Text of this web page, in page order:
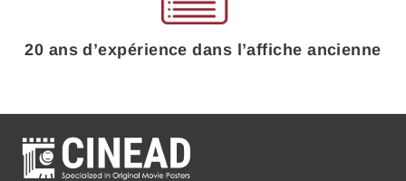
20 ans d’expérience dans l’affiche ancienne